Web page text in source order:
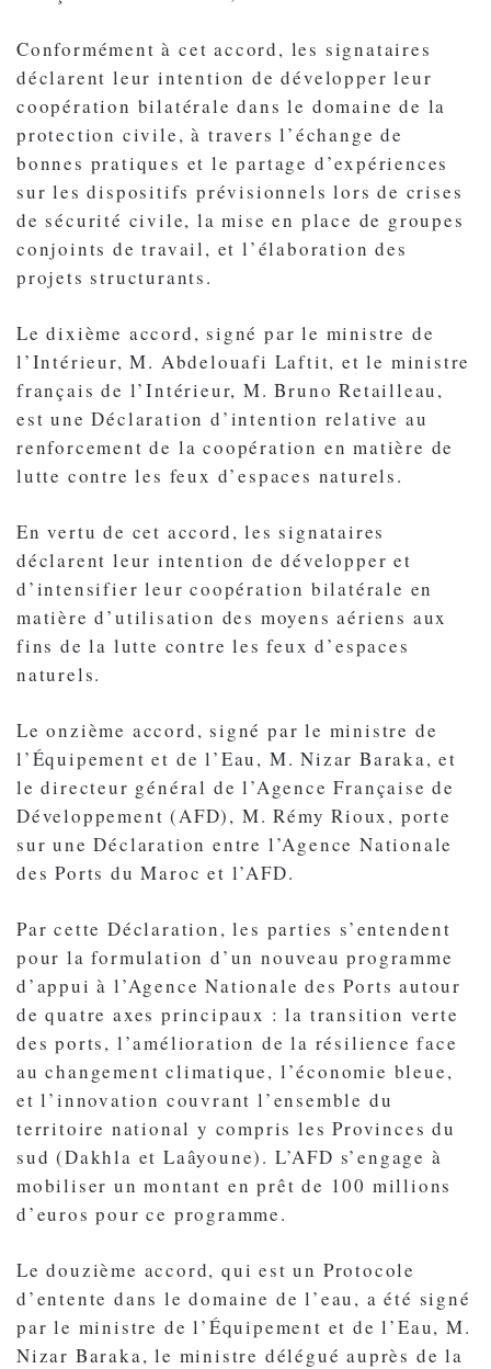
Conformément à cet accord, les signataires
déclarent leur intention de développer leur
coopération bilatérale dans le domaine de la
protection civile, à travers l’échange de
bonnes pratiques et le partage d’expériences
sur les dispositifs prévisionnels lors de crises
de sécurité civile, la mise en place de groupes
conjoints de travail, et l’élaboration des
projets structurants.
Le dixième accord, signé par le ministre de
l’Intérieur, M. Abdelouafi Laftit, et le ministre
français de l’Intérieur, M. Bruno Retailleau,
est une Déclaration d’intention relative au
renforcement de la coopération en matière de
lutte contre les feux d’espaces naturels.
En vertu de cet accord, les signataires
déclarent leur intention de développer et
d’intensifier leur coopération bilatérale en
matière d’utilisation des moyens aériens aux
fins de la lutte contre les feux d’espaces
naturels.
Le onzième accord, signé par le ministre de
l’Équipement et de l’Eau, M. Nizar Baraka, et
le directeur général de l’Agence Française de
Développement (AFD), M. Rémy Rioux, porte
sur une Déclaration entre l’Agence Nationale
des Ports du Maroc et l’AFD.
Par cette Déclaration, les parties s’entendent
pour la formulation d’un nouveau programme
d’appui à l’Agence Nationale des Ports autour
de quatre axes principaux : la transition verte
des ports, l’amélioration de la résilience face
au changement climatique, l’économie bleue,
et l’innovation couvrant l’ensemble du
territoire national y compris les Provinces du
sud (Dakhla et Laâyoune). L’AFD s’engage à
mobiliser un montant en prêt de 100 millions
d’euros pour ce programme.
Le douzième accord, qui est un Protocole
d’entente dans le domaine de l’eau, a été signé
par le ministre de l’Équipement et de l’Eau, M.
Nizar Baraka, le ministre délégué auprès de la